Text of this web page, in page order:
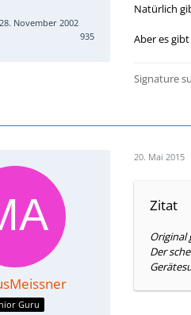
November 2002
935
Natürlich
Aber es
Signature
Guru
20. Mai 2015
Zitat
Original
Der